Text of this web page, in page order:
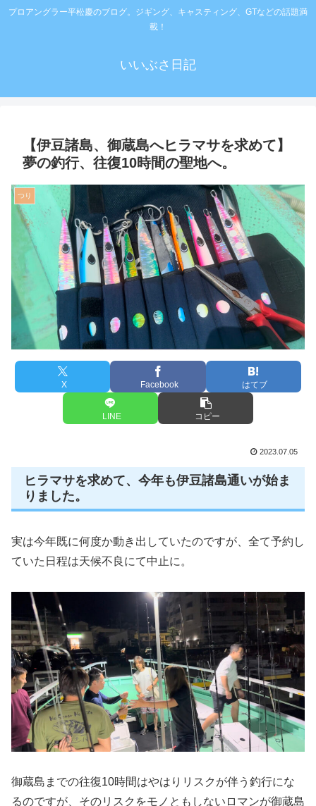
プロアングラー平松慶のブログ。ジギング、キャスティング、GTなどの話題満
載！
いいぶさ日記
【伊豆諸島、御蔵島へヒラマサを求めて】
夢の釣行、往復10時間の聖地へ。
つり
X Facebook はてブ
LINE コピー
2023.07.05
ヒラマサを求めて、今年も伊豆諸島通いが始ま
りました。
実は今年既に何度か動き出していたのですが、全て予約し
ていた日程は天候不良にて中止に。
御蔵島までの往復10時間はやはりリスクが伴う釣行にな
るのですが、そのリスクをモノともしないロマンが御蔵島